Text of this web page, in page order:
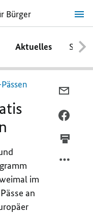
Bürger
Aktuelles
im
an